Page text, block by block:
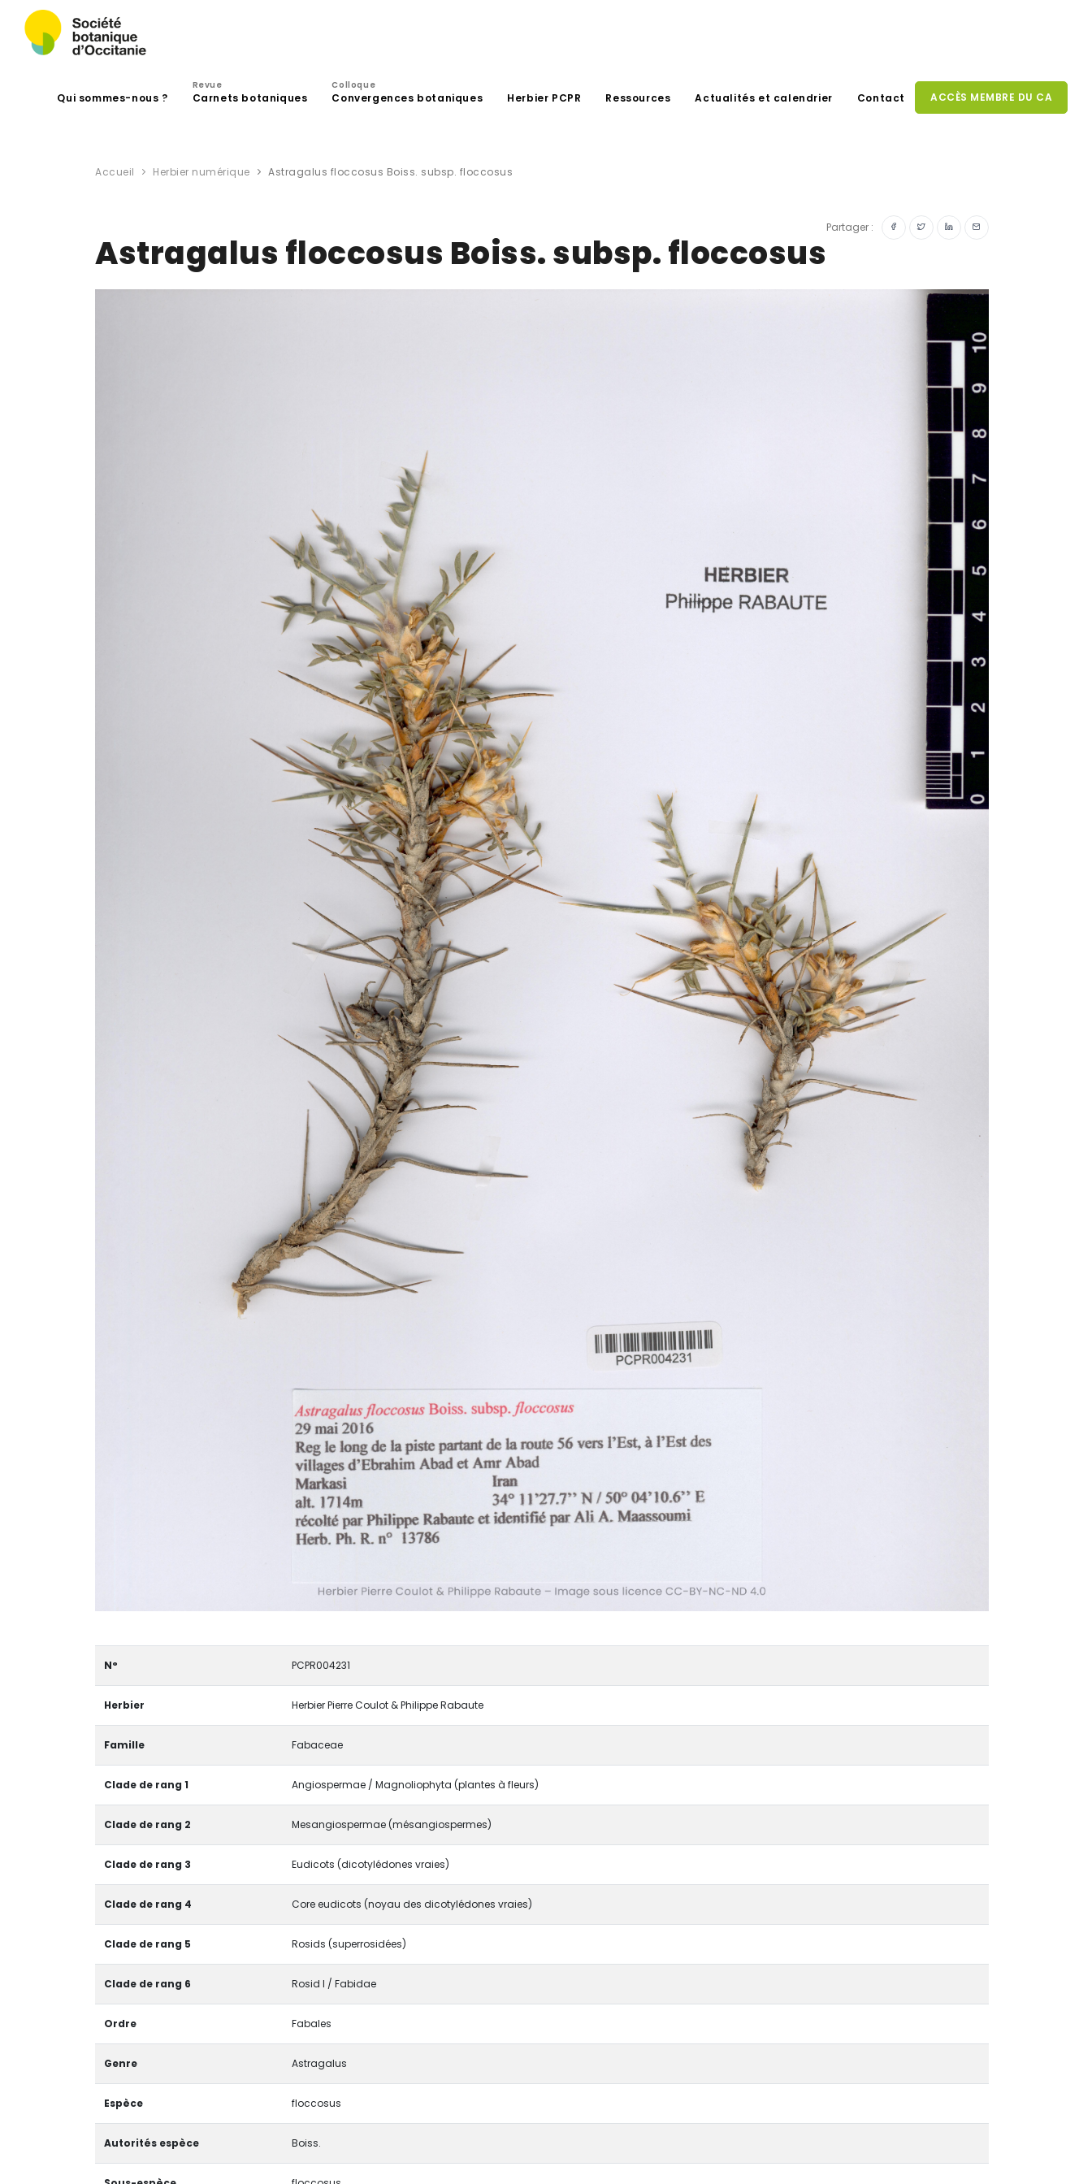
Qui sommes-nous ?
Revue
Carnets botaniques
Colloque
Convergences botaniques Herbier PCPR Ressources Actualités et calendrier Contact ACCÈS MEMBRE DU CA
Accueil Herbier numérique Astragalus floccosus Boiss. subsp. floccosus
Partager :
Astragalus floccosus Boiss. subsp. floccosus
N° PCPR004231
Herbier Herbier Pierre Coulot & Philippe Rabaute
Famille Fabaceae
Clade de rang 1 Angiospermae / Magnoliophyta (plantes à fleurs)
Clade de rang 2 Mesangiospermae (mésangiospermes)
Clade de rang 3 Eudicots (dicotylédones vraies)
Clade de rang 4 Core eudicots (noyau des dicotylédones vraies)
Clade de rang 5 Rosids (superrosidées)
Clade de rang 6 Rosid I / Fabidae
Ordre Fabales
Genre Astragalus
Espèce floccosus
Autorités espèce Boiss.